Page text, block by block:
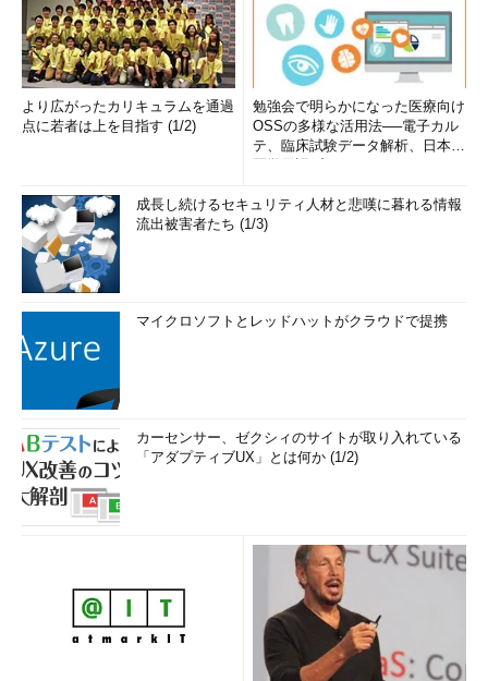
より広がったカリキュラムを通過
点に若者は上を目指す (1/2)
勉強会で明らかになった医療向け
OSSの多様な活用法──電子カル
テ、臨床試験データ解析、日本語
成長し続けるセキュリティ人材と悲嘆に暮れる情報
流出被害者たち (1/3)
マイクロソフトとレッドハットがクラウドで提携
カーセンサー、ゼクシィのサイトが取り入れている
「アダプティブUX」とは何か (1/2)